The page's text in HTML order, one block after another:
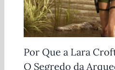
Por Que a Lara
O Segredo da